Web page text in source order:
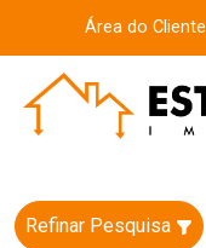
Área do Cliente
Refinar Pesquisa